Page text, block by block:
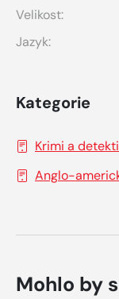
Velikost:
Jazyk:
Kategorie
Krimi a
Anglo-
Mohlo by